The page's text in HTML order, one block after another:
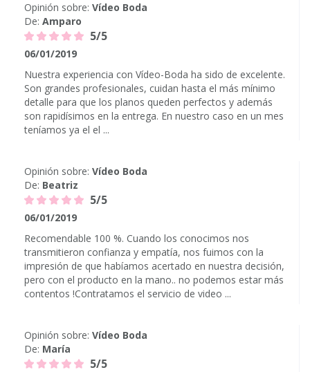
Opinión sobre: Vídeo Boda
De: Amparo
5/5
06/01/2019
Nuestra experiencia con Vídeo-Boda ha sido de excelente.
Son grandes profesionales, cuidan hasta el más mínimo
detalle para que los planos queden perfectos y además
son rapidísimos en la entrega. En nuestro caso en un mes
teníamos ya el el ...
Opinión sobre: Vídeo Boda
De: Beatriz
5/5
06/01/2019
Recomendable 100 %. Cuando los conocimos nos
transmitieron confianza y empatía, nos fuimos con la
impresión de que habíamos acertado en nuestra decisión,
pero con el producto en la mano.. no podemos estar más
contentos !Contratamos el servicio de video ...
Opinión sobre: Vídeo Boda
De: María
5/5